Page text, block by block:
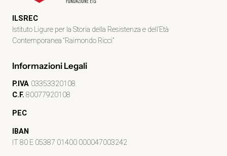
ILSREC
Istituto Ligure per la Storia della Resistenza e dell’Età
Contemporanea “Raimondo Ricci”
Informazioni Legali
P.IVA 03353320108
C.F. 80077920108
PEC
IBAN
IT 80 E 05387 01400 000047003242